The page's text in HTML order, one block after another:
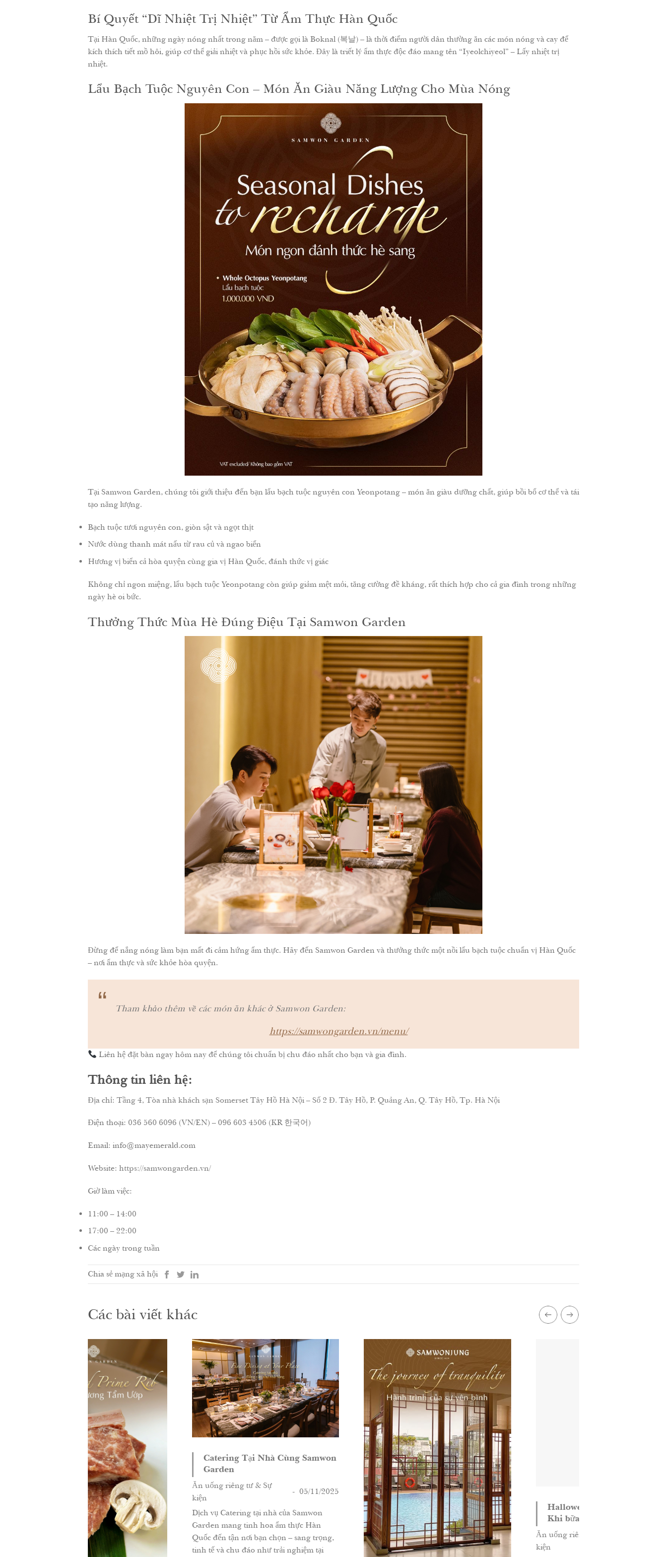
Bí Quyết “Dĩ Nhiệt Trị Nhiệt” Từ Ẩm Thực Hàn Quốc
Tại Hàn Quốc, những ngày nóng nhất trong năm – được gọi là Boknal (복날) – là thời điểm người dân thường ăn các món nóng và cay để
kích thích tiết mồ hôi, giúp cơ thể giải nhiệt và phục hồi sức khỏe. Đây là triết lý ẩm thực độc đáo mang tên “Iyeolchiyeol” – Lấy nhiệt trị
nhiệt.
Lẩu Bạch Tuộc Nguyên Con – Món Ăn Giàu Năng Lượng Cho Mùa Nóng
Tại Samwon Garden, chúng tôi giới thiệu đến bạn lẩu bạch tuộc nguyên con Yeonpotang – món ăn giàu dưỡng chất, giúp bồi bổ cơ thể và tái
tạo năng lượng.
Bạch tuộc tươi nguyên con, giòn sật và ngọt thịt
Nước dùng thanh mát nấu từ rau củ và ngao biển
Hương vị biển cả hòa quyện cùng gia vị Hàn Quốc, đánh thức vị giác
Không chỉ ngon miệng, lẩu bạch tuộc Yeonpotang còn giúp giảm mệt mỏi, tăng cường đề kháng, rất thích hợp cho cả gia đình trong những
ngày hè oi bức.
Thưởng Thức Mùa Hè Đúng Điệu Tại Samwon Garden
Đừng để nắng nóng làm bạn mất đi cảm hứng ẩm thực. Hãy đến Samwon Garden và thưởng thức một nồi lẩu bạch tuộc chuẩn vị Hàn Quốc
– nơi ẩm thực và sức khỏe hòa quyện.
“ Tham khảo thêm về các món ăn khác ở Samwon Garden:
https://samwongarden.vn/menu/
Liên hệ đặt bàn ngay hôm nay để chúng tôi chuẩn bị chu đáo nhất cho bạn và gia đình.
Thông tin liên hệ:
Địa chỉ: Tầng 4, Tòa nhà khách sạn Somerset Tây Hồ Hà Nội – Số 2 Đ. Tây Hồ, P. Quảng An, Q. Tây Hồ, Tp. Hà Nội
Điện thoại: 036 560 6096 (VN/EN) – 096 603 4506 (KR 한국어)
Email: info@mayemerald.com
Website: https://samwongarden.vn/
Giờ làm việc:
11:00 – 14:00
17:00 – 22:00
Các ngày trong tuần
Chia sẻ mạng xã hội
Các bài viết khác
Catering Tại Nhà Cùng Samwon
Garden
Ăn uống riêng tư & Sự
kiện
- 05/11/2025
Dịch vụ Catering tại nhà của Samwon
Garden mang tinh hoa ẩm thực Hàn
Quốc đến tận nơi bạn chọn – sang trọng,
tinh tế và chu đáo như trải nghiệm tại
Halloween tại Samwon Garden –
Khi bữa ăn trở thành món quà
ngọt ngào nhất
Ăn uống riêng tư & Sự
kiện
- 31/10/2025